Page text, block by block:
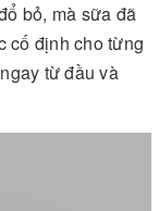
bỏ, mà sữa đã
cố định cho từng
từ đầu và